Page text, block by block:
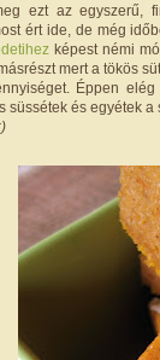
ezt az egyszerű,
ért ide, de még
képest némi
mert a tökös
Éppen
süssétek és egyétek a